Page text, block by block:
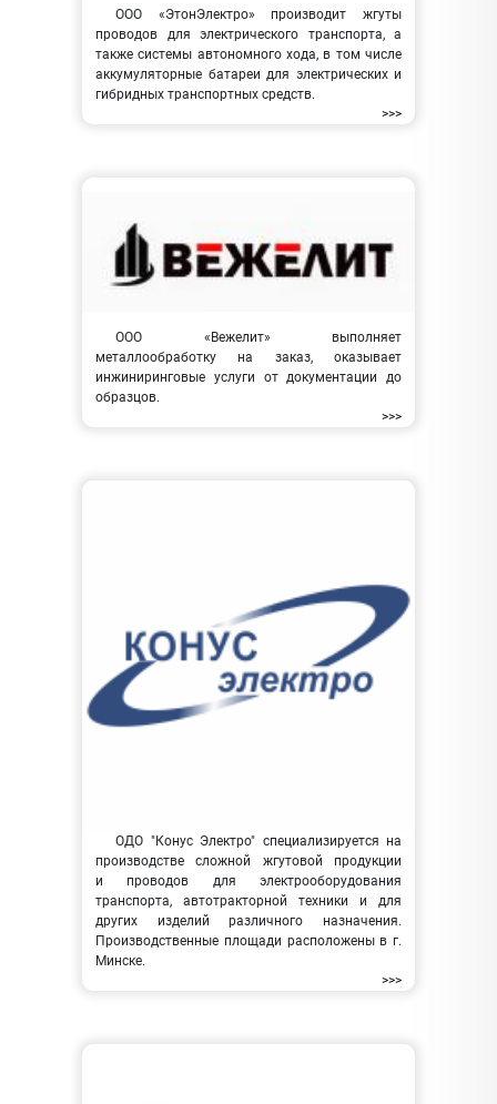
ООО «ЭтонЭлектро» производит жгуты
проводов для электрического транспорта, а
также системы автономного хода, в том числе
аккумуляторные батареи для электрических и
гибридных транспортных средств.
>>>
ООО «Вежелит» выполняет
металлообработку на заказ, оказывает
инжиниринговые услуги от документации до
образцов.
>>>
ОДО "Конус Электро" специализируется на
производстве сложной жгутовой продукции
и проводов для электрооборудования
транспорта, автотракторной техники и для
других изделий различного назначения.
Производственные площади расположены в г.
Минске.
>>>